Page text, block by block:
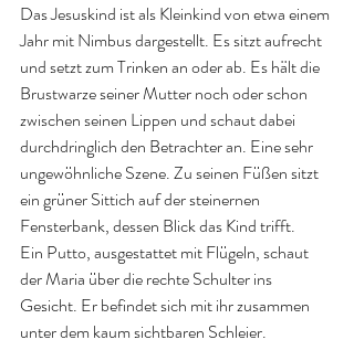
Das Jesuskind ist als Kleinkind von etwa einem
Jahr mit Nimbus dargestellt. Es sitzt aufrecht
und setzt zum Trinken an oder ab. Es hält die
Brustwarze seiner Mutter noch oder schon
zwischen seinen Lippen und schaut dabei
durchdringlich den Betrachter an. Eine sehr
ungewöhnliche Szene. Zu seinen Füßen sitzt
ein grüner Sittich auf der steinernen
Fensterbank, dessen Blick das Kind trifft.
Ein Putto, ausgestattet mit Flügeln, schaut
der Maria über die rechte Schulter ins
Gesicht. Er befindet sich mit ihr zusammen
unter dem kaum sichtbaren Schleier.